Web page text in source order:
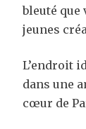
bleuté que
jeunes
L’endroit
dans une
cœur de